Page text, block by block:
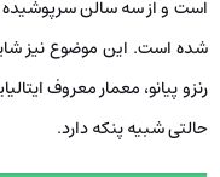
است و از سه سالن سرپوشیده
شده است. این موضوع نیز
رنزو پیانو، معمار معروف
حالتی شبیه پنکه دارد.